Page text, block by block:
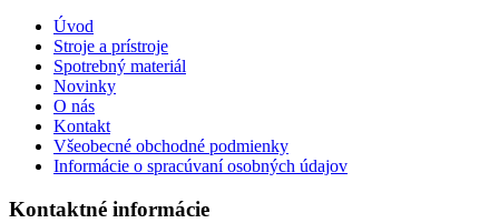
Úvod
Stroje a prístroje
Spotrebný materiál
Novinky
O nás
Kontakt
Všeobecné obchodné podmienky
Informácie o spracúvaní osobných údajov
Kontaktné informácie